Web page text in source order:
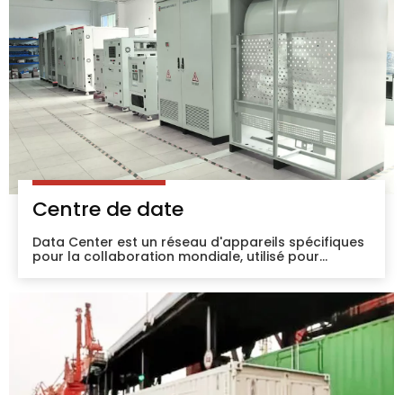
Centre de date
Data Center est un réseau d'appareils spécifiques
pour la collaboration mondiale, utilisé pour
l'infrastructure réseau.Ces dernières années, le
centre de données de notre pays a maintenu une
croissance rapide en termes d'échelle de rack,
d'échelle de marché et de consommation
d'énergie.